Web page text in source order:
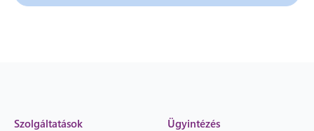
Szolgáltatások Ügyintézés